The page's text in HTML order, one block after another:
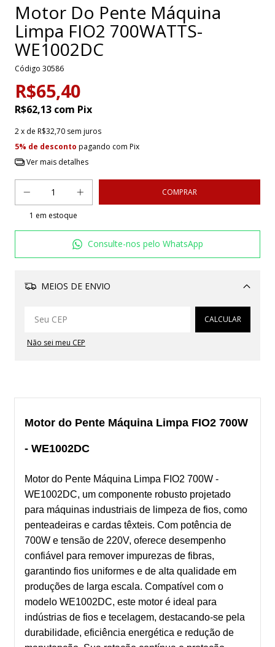
Motor Do Pente Máquina
Limpa FIO2 700WATTS-
WE1002DC
Código 30586
R$65,40
R$62,13 com Pix
2x de R$32,70 sem juros
5% de desconto pagando com Pix
Ver mais detalhes
1 em estoque
Consulte-nos pelo WhatsApp
MEIOS DE ENVIO
Alterar CEP
CALCULAR
Não sei meu CEP
Motor do Pente Máquina Limpa FIO2 700W
- WE1002DC
Motor do Pente Máquina Limpa FIO2 700W -
WE1002DC, um componente robusto projetado
para máquinas industriais de limpeza de fios, como
penteadeiras e cardas têxteis. Com potência de
700W e tensão de 220V, oferece desempenho
confiável para remover impurezas de fibras,
garantindo fios uniformes e de alta qualidade em
produções de larga escala. Compatível com o
modelo WE1002DC, este motor é ideal para
indústrias de fios e tecelagem, destacando-se pela
durabilidade, eficiência energética e redução de